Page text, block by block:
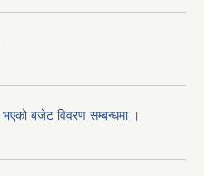
बजेट विवरण सम्बन्धमा ।